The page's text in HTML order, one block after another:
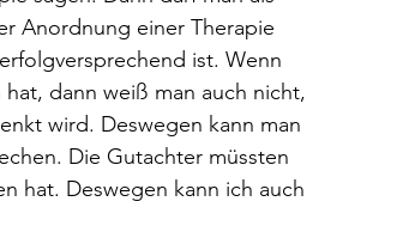
Anordnung einer Therapie
ist. Wenn
dann weiß man auch nicht,
wird. Deswegen kann man
Die Gutachter müssten
hat. Deswegen kann ich auch